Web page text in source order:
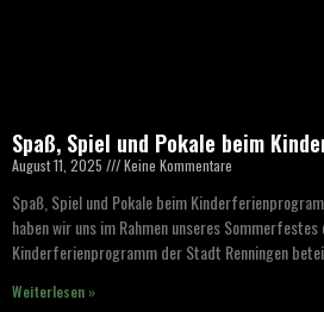
Spaß, Spiel und Pokale beim
August 11, 2025 Keine Kommentare
Spaß, Spiel und Pokale beim
haben wir uns im Rahmen unseres
Kinderferienprogramm der Stadt Renningen
Weiterlesen »